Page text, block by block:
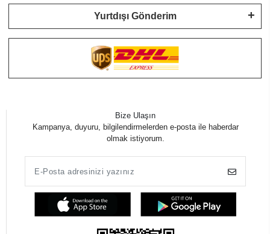
Yurtdışı Gönderim
Bize Ulaşın
Kampanya, duyuru, bilgilendirmelerden e-posta ile haberdar
olmak istiyorum.